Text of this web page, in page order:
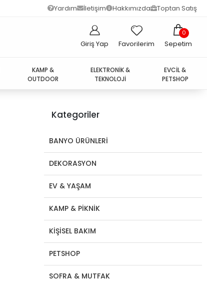
Yardım İletişim Hakkımızda Toptan Satış
Giriş Yap Favorilerim
0
Sepetim
KAMP &
OUTDOOR
ELEKTRONİK &
TEKNOLOJİ
EVCİL &
PETSHOP
Kategoriler
BANYO ÜRÜNLERİ
DEKORASYON
EV & YAŞAM
KAMP & PİKNİK
KİŞİSEL BAKIM
PETSHOP
SOFRA & MUTFAK